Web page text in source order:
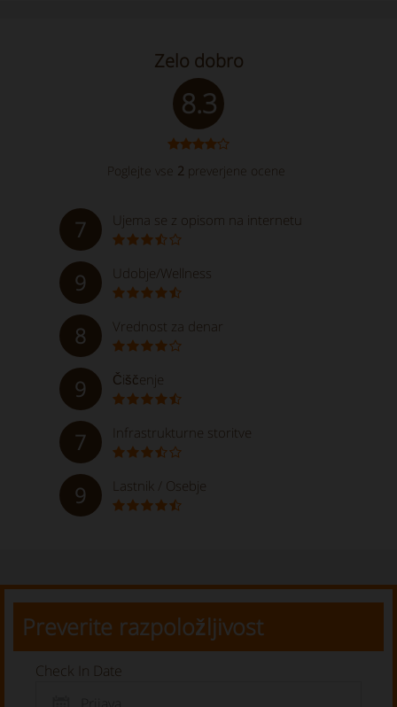
8.3
Zelo dobro
Poglejte vse 2 preverjene ocene
7 Ujema se z opisom na internetu
9 Udobje/Wellness
8 Vrednost za denar
9 Čiščenje
7 Infrastrukturne storitve
9 Lastnik / Osebje
Preverite razpoložljivost
Check In Date